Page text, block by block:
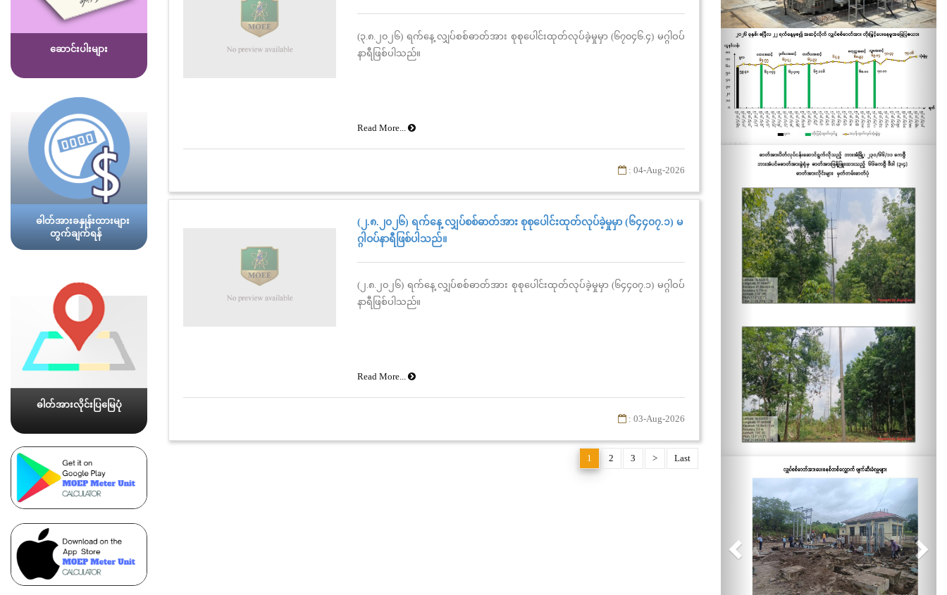
ဆောင်းပါးများ
ဓါတ်အားခနှုန်းထားများ
တွက်ချက်ရန်
ဓါတ်အားလိုင်းပြမြေပုံ
(၃.၈.၂၀၂၆) ရက်နေ့ လျှပ်စစ်ဓာတ်အား စုစုပေါင်းထုတ်လုပ်ခဲ့မှုမှာ (၆၇၀၄၆.၄) မဂ္ဂါဝပ်
နာရီဖြစ်ပါသည်။
Read More...
: 04-Aug-2026
(၂.၈.၂၀၂၆) ရက်နေ့ လျှပ်စစ်ဓာတ်အား စုစုပေါင်းထုတ်လုပ်ခဲ့မှုမှာ (၆၄၄၀၇.၁) မ
ဂ္ဂါဝပ်နာရီဖြစ်ပါသည်။
(၂.၈.၂၀၂၆) ရက်နေ့ လျှပ်စစ်ဓာတ်အား စုစုပေါင်းထုတ်လုပ်ခဲ့မှုမှာ (၆၄၄၀၇.၁) မဂ္ဂါဝပ်
နာရီဖြစ်ပါသည်။
Read More...
: 03-Aug-2026
1 2 3 > Last